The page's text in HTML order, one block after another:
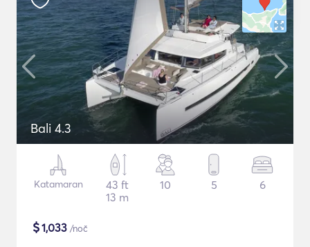
Bali 4.3
Katamaran
43 ft
13 m
10 5 6
$1,033 /noč